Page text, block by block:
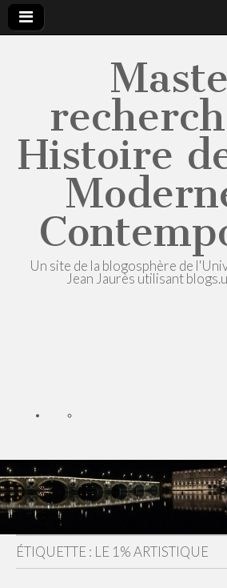
Histoire
Un site de la blogosphère de
Jean Jaurès utilisant
ÉTIQUETTE : LE 1% ARTISTIQUE